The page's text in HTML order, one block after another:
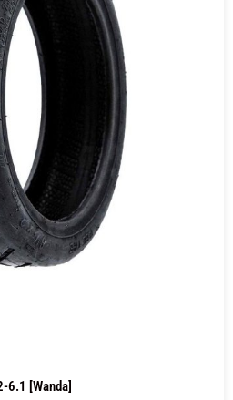
6.1 [Wanda]